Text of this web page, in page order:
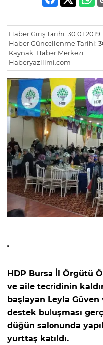
Haber Giriş Tarihi: 30.01.2019
Haber Güncellenme Tarihi:
Kaynak: Haber Merkezi
Haberyazilimi.com
HDP Bursa İl Örgütü
ve aile tecridinin
başlayan Leyla
destek buluşması
düğün salonunda
yurttaş katıldı.